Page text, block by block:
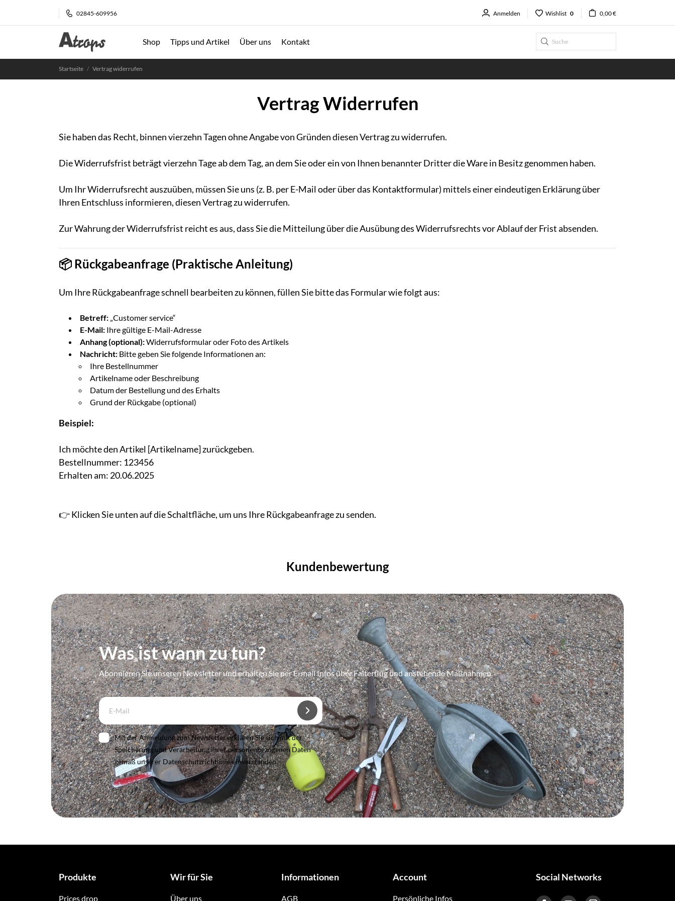
02845-609956 Anmelden Wishlist 0 0,00 €
Shop Tipps und Artikel Über uns Kontakt
Startseite Vertrag widerrufen
Vertrag Widerrufen
Sie haben das Recht, binnen vierzehn Tagen ohne Angabe von Gründen diesen Vertrag zu widerrufen.
Die Widerrufsfrist beträgt vierzehn Tage ab dem Tag, an dem Sie oder ein von Ihnen benannter Dritter die Ware in Besitz genommen haben.
Um Ihr Widerrufsrecht auszuüben, müssen Sie uns (z. B. per E-Mail oder über das Kontaktformular) mittels einer eindeutigen Erklärung über
Ihren Entschluss informieren, diesen Vertrag zu widerrufen.
Zur Wahrung der Widerrufsfrist reicht es aus, dass Sie die Mitteilung über die Ausübung des Widerrufsrechts vor Ablauf der Frist absenden.
📦 Rückgabeanfrage (praktische Anleitung)
Um Ihre Rückgabeanfrage schnell bearbeiten zu können, füllen Sie bitte das Formular wie folgt aus:
Betreff: „Customer service“
E-Mail: Ihre gültige E-Mail-Adresse
Anhang (optional):Widerrufsformular oder Foto des Artikels
Nachricht: Bitte geben Sie folgende Informationen an:
Ihre Bestellnummer
Artikelname oder Beschreibung
Datum der Bestellung und des Erhalts
Grund der Rückgabe (optional)
Beispiel:
Ich möchte den Artikel [Artikelname] zurückgeben.
Bestellnummer: 123456
Erhalten am: 20.06.2025
👉 Klicken Sie unten auf die Schaltfläche, um uns Ihre Rückgabeanfrage zu senden.
Kundenbewertung
Was ist wann zu tun?
Abonnieren Sie unseren Newsletter und erhalten Sie per E-mail Infos über Falterflug und anstehende Maßnahmen.
Mit der Anmeldung zum Newsletter erklären Sie sich mit der
Speicherung und Verarbeitung Ihrer personenbezogenen Daten
gemäß unserer Datenschutzrichtlinie einverstanden.
Produkte
Prices drop
Wir für Sie
Über uns
Informationen
AGB
Account
Persönliche Infos
Social Networks